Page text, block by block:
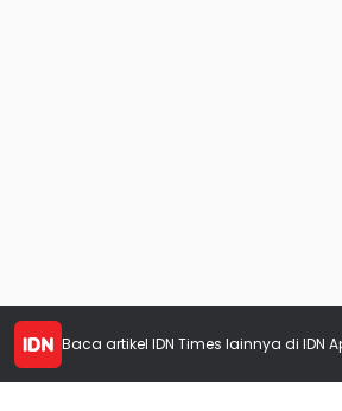
Baca artikel IDN Times lainnya di IDN